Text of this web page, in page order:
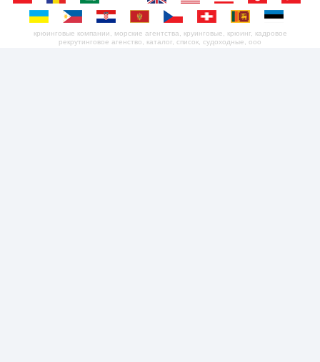
крюинговые компании, морские агентства, круинговые, крюинг, кадровое
рекрутинговое агенство, каталог, список, судоходные, ооо